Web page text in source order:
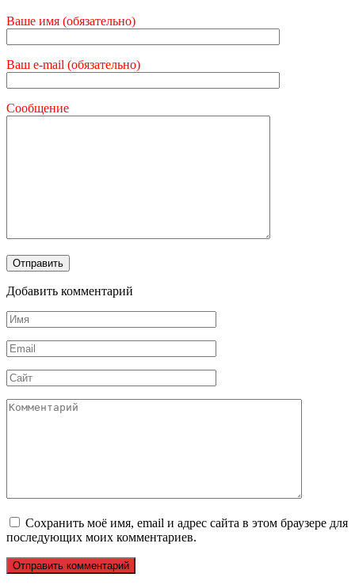
Ваше имя (обязательно)
Ваш e-mail (обязательно)
Сообщение
Добавить комментарий
Имя
*
Email
*
Сайт
Комментарий
Сохранить моё имя, email и адрес сайта в этом браузере для
последующих моих комментариев.